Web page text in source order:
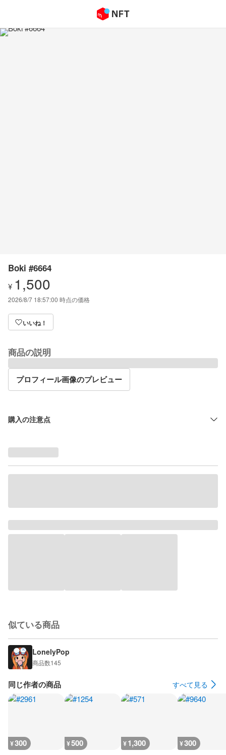
Boki #6664
¥ 1,500
2026/8/7 18:57:00 時点の価格
いいね！
商品の説明
プロフィール画像のプレビュー
購入の注意点
似ている商品
LonelyPop
商品数145
同じ作者の商品 すべて見る
¥300 ¥500 ¥1,300 ¥300